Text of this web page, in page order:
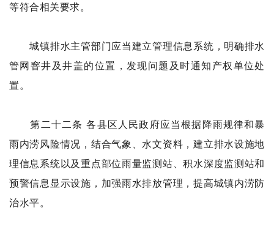
等符合相关要求。
城镇排水主管部门应当建立管理信息系统，明确排水
管网窨井及井盖的位置，发现问题及时通知产权单位处
置。
第二十二条 各县区人民政府应当根据降雨规律和暴
雨内涝风险情况，结合气象、水文资料，建立排水设施地
理信息系统以及重点部位雨量监测站、积水深度监测站和
预警信息显示设施，加强雨水排放管理，提高城镇内涝防
治水平。